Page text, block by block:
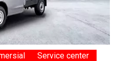
Service center